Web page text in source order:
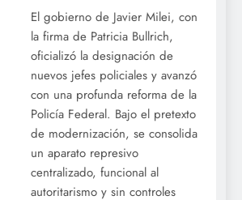
El gobierno de Javier Milei, con
la firma de Patricia Bullrich,
oficializó la designación de
nuevos jefes policiales y avanzó
con una profunda reforma de la
Policía Federal. Bajo el pretexto
de modernización, se consolida
un aparato represivo
centralizado, funcional al
autoritarismo y sin controles